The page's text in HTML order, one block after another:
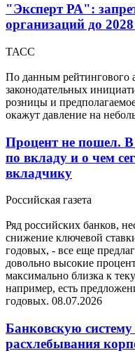
"Эксперт РА":
организаций до
ТАСС
По данным рейтингового
законодательных
розницы и
окажут давление на
Процент не пошел.
по вкладу и о чем
вкладчику
Российская газета
Ряд российских банков,
снижение ключевой
годовых, - все еще
довольно высокие
максимально близка к
например, есть
годовых. 08.07.2026
Банковскую
расхлебывания